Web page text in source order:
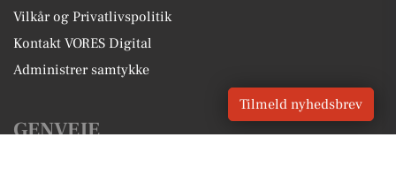
Vilkår og Privatlivspolitik
Kontakt VORES Digital
Administrer samtykke
GENVEJE
Tilmeld nyhedsbrev